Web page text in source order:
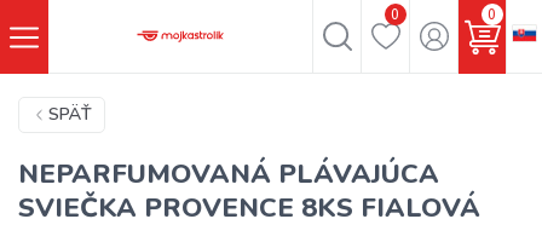
0 0
SPÄŤ
NEPARFUMOVANÁ PLÁVAJÚCA
SVIEČKA PROVENCE 8KS FIALOVÁ